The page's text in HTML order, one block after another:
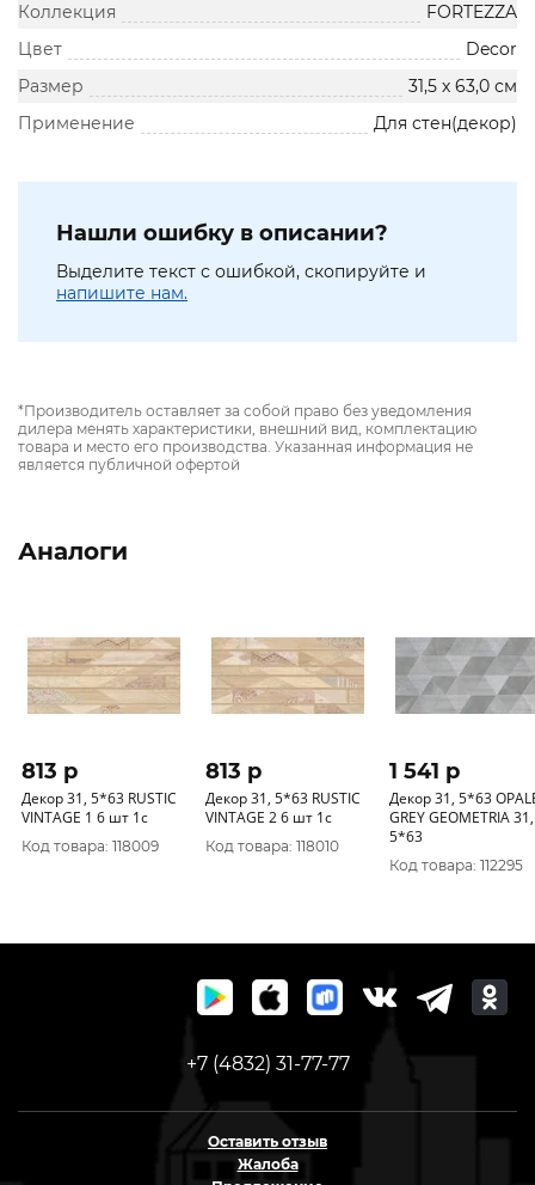
Коллекция
FORTEZZA
Цвет
Decor
Размер
31,5 х 63,0 см
Применение
Для стен(декор)
Нашли ошибку в описании?
Выделите текст с ошибкой, скопируйте и
напишите нам.
*Производитель оставляет за собой право без уведомления
дилера менять характеристики, внешний вид, комплектацию
товара и место его производства. Указанная информация не
является публичной офертой
Аналоги
813 p
Декор 31, 5*63 RUSTIC
VINTAGE 1 6 шт 1с
Код товара: 118009
813 p
Декор 31, 5*63 RUSTIC
VINTAGE 2 6 шт 1с
Код товара: 118010
1 541 p
Декор 31, 5*63
GREY GEOMETRIA 31,
5*63
Код товара: 112295
+7 (4832) 31-77-77
Оставить отзыв
Жалоба